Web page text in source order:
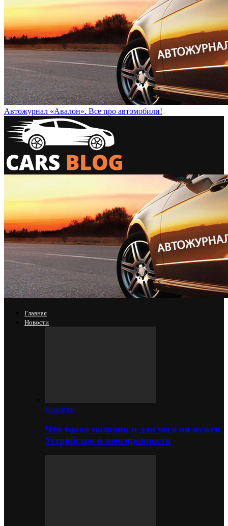
Автожурнал «Авалон». Все про автомобили!
Главная
Новости
Новости
Что такое маховик и для чего он нужен.
Устройство и неисправности